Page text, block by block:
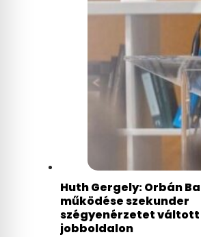
Huth Gergely: Orbán
működése szekunder
szégyenérzetet váltott
jobboldalon